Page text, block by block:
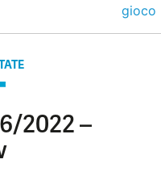
gioco
2022 –